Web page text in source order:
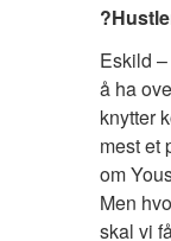
Eskild
å ha
knytter
mest et
om
Men
skal vi